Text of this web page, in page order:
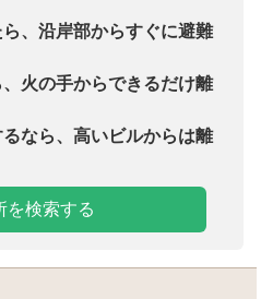
、沿岸部からすぐに避難
火の手からできるだけ離
なら、高いビルからは離
を検索する